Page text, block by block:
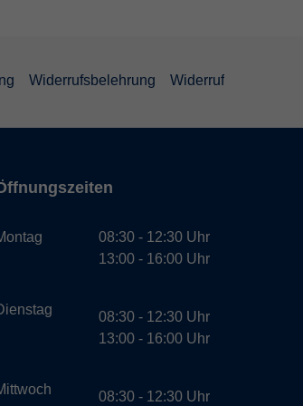
Widerrufsbelehrung Widerruf
08:30 - 12:30 Uhr
13:00 - 16:00 Uhr
08:30 - 12:30 Uhr
13:00 - 16:00 Uhr
08:30 - 12:30 Uhr